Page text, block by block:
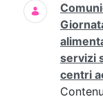
servizi
centri